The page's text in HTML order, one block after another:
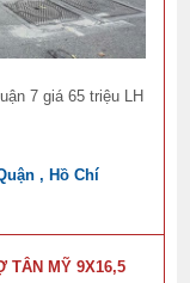
7 giá 65 triệu LH
, Hồ Chí
TÂN MỸ 9X16,5